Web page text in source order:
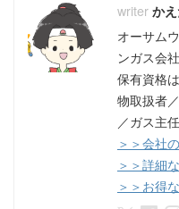
か
オーサム
ンガス会
保有資格
物取扱者
／ガス主
＞＞会社
＞＞詳細
＞＞お得